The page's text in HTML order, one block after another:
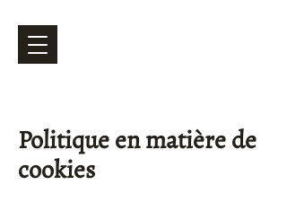
Politique en matière de
cookies